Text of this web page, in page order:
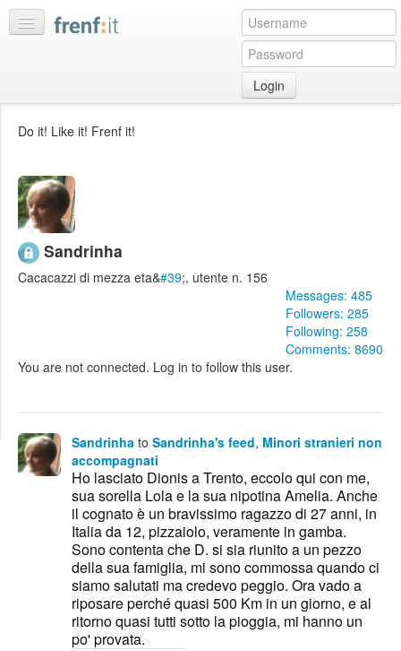
Login
My
discussions
Bookmarks
Best
of
Edit
Do it! Like it! Frenf it!
Sandrinha
Cacacazzi di mezza eta&#39;, utente n. 156
Messages: 485
Followers: 285
Following: 258
Comments: 8690
You are not connected. Log in to follow this user.
Sandrinha to Sandrinha's feed, Minori stranieri non
accompagnati
Ho lasciato Dionis a Trento, eccolo qui con me,
sua sorella Lola e la sua nipotina Amelia. Anche
il cognato è un bravissimo ragazzo di 27 anni, in
Italia da 12, pizzaiolo, veramente in gamba.
Sono contenta che D. si sia riunito a un pezzo
della sua famiglia, mi sono commossa quando ci
siamo salutati ma credevo peggio. Ora vado a
riposare perché quasi 500 Km in un giorno, e al
ritorno quasi tutti sotto la pioggia, mi hanno un
po' provata.